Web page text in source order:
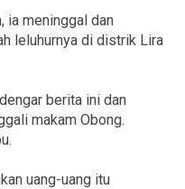
ia meninggal dan
leluhurnya di distrik Lira
berita ini dan
makam Obong.
uang-uang itu